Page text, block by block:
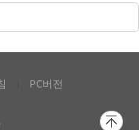
PC버전